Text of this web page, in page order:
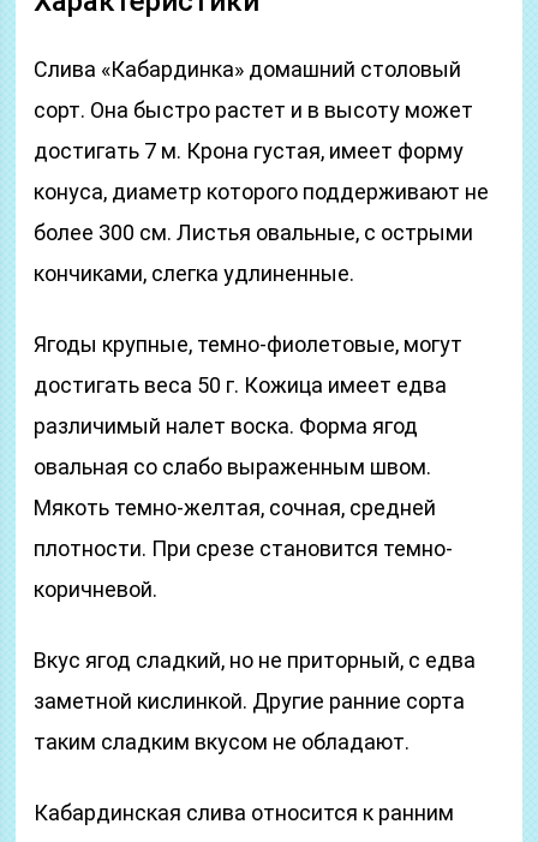
Слива «Кабардинка» домашний столовый
сорт. Она быстро растет и в высоту может
достигать 7 м. Крона густая, имеет форму
конуса, диаметр которого поддерживают не
более 300 см. Листья овальные, с острыми
кончиками, слегка удлиненные.
Ягоды крупные, темно-фиолетовые, могут
достигать веса 50 г. Кожица имеет едва
различимый налет воска. Форма ягод
овальная со слабо выраженным швом.
Мякоть темно-желтая, сочная, средней
плотности. При срезе становится темно-
коричневой.
Вкус ягод сладкий, но не приторный, с едва
заметной кислинкой. Другие ранние сорта
таким сладким вкусом не обладают.
Кабардинская слива относится к ранним